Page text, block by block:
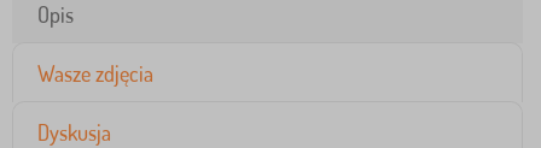
Opis
Wasze zdjęcia
Dyskusja